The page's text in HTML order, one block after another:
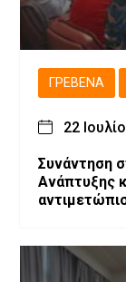
ΓΡΕΒΕΝΆ
22
Συνάντηση
Ανάπτυξης